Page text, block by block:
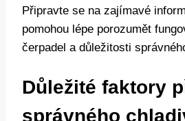
Připravte se na zajímavé
pomohou lépe porozumět
čerpadel a důležitosti
Důležité faktory
správného